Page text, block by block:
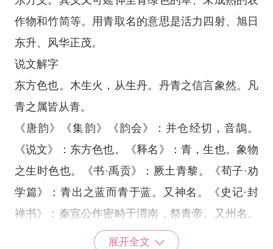
作物和竹简等。用青取名的意思是活力四射、旭日
东升、风华正茂。
说文解字
东方色也。木生火，从生丹。丹青之信言象然。凡
青之属皆从青。
《唐韵》《集韵》《韵会》：并仓经切，音鶄。
《说文》：东方色也。《释名》：青，生也。象物
之生时色也。《书·禹贡》：厥土青黎。《荀子·劝
学篇》：青出之蓝而青于蓝。又神名。《史记·封
禅书》：秦宣公作密畤于渭南，祭青帝。又州名。
《书·禹贡》：海岱惟青州。又鸟名。《礼·曲
展开全文